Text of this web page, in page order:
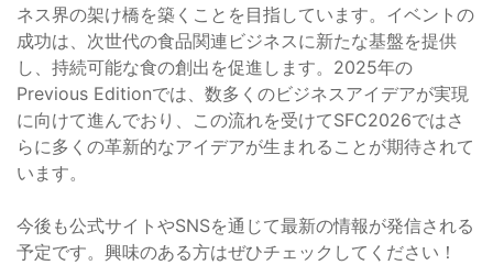
ネス界の架け橋を築くことを目指しています。イベントの
成功は、次世代の食品関連ビジネスに新たな基盤を提供
し、持続可能な食の創出を促進します。2025年の
Previous Editionでは、数多くのビジネスアイデアが実現
に向けて進んでおり、この流れを受けてSFC2026ではさ
らに多くの革新的なアイデアが生まれることが期待されて
います。
今後も公式サイトやSNSを通じて最新の情報が発信される
予定です。興味のある方はぜひチェックしてください！